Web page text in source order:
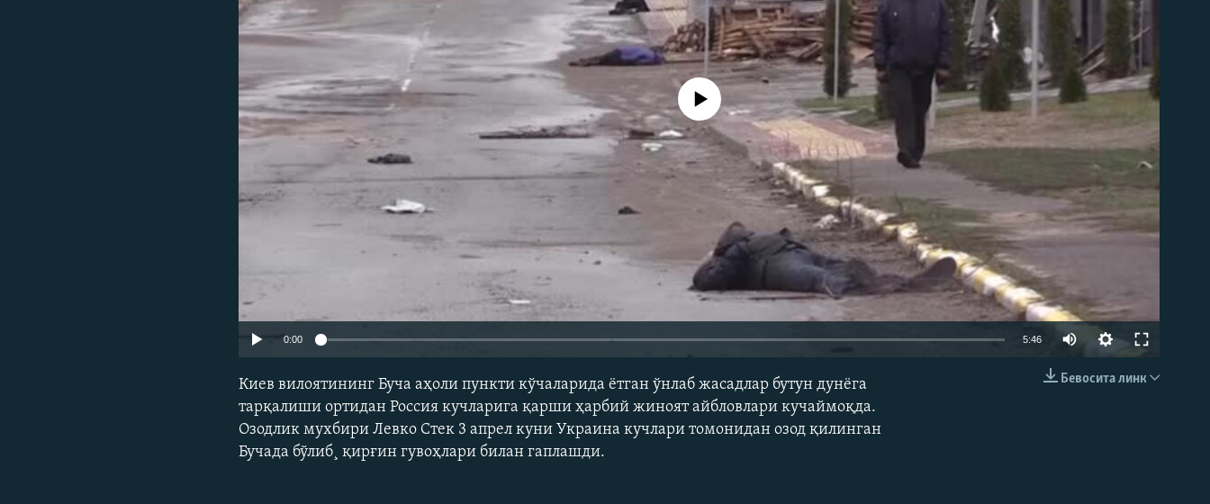
Айни дамда медиа-манба мавжуд эмас
0:00 5:46
Бевосита линк
Киев вилоятининг Буча аҳоли пункти кўчаларида ëтган ўнлаб жасадлар бутун дунëга
тарқалиши ортидан Россия кучларига қарши ҳарбий жиноят айбловлари кучаймоқда.
Озодлик мухбири Левко Стек 3 апрел куни Украина кучлари томонидан озод қилинган
Бучада бўлиб¸ қирғин гувоҳлари билан гаплашди.